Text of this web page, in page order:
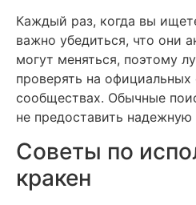
Каждый раз, когда вы
важно убедиться, что они
могут меняться, поэтому
проверять на
сообществах. Обычные
не предоставить
Советы по
кракен